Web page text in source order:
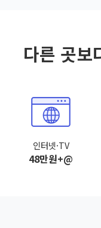
다른 곳보
인터넷·TV
48만원+@